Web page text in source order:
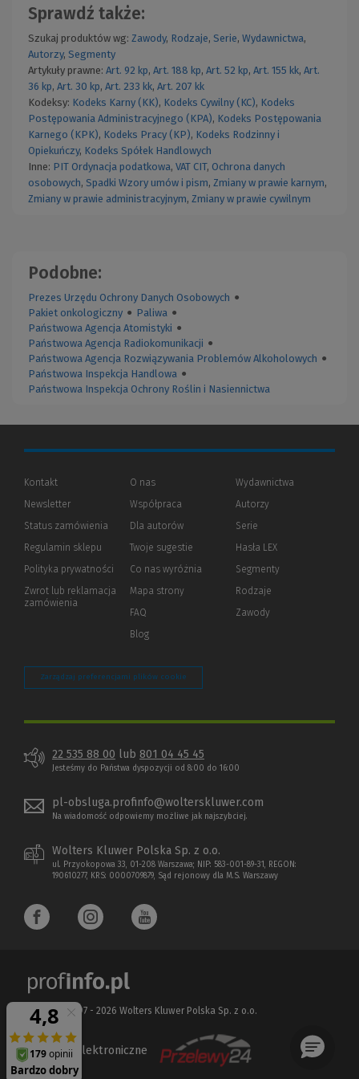
Sprawdź także:
Szukaj produktów wg: Zawody, Rodzaje, Serie, Wydawnictwa,
Autorzy, Segmenty
Artykuły prawne: Art. 92 kp, Art. 188 kp, Art. 52 kp, Art. 155 kk, Art.
36 kp, Art. 30 kp, Art. 233 kk, Art. 207 kk
Kodeksy: Kodeks Karny (KK), Kodeks Cywilny (KC), Kodeks
Postępowania Administracyjnego (KPA), Kodeks Postępowania
Karnego (KPK), Kodeks Pracy (KP), Kodeks Rodzinny i
Opiekuńczy, Kodeks Spółek Handlowych
Inne: PIT Ordynacja podatkowa, VAT CIT, Ochrona danych
osobowych, Spadki Wzory umów i pism, Zmiany w prawie karnym,
Zmiany w prawie administracyjnym, Zmiany w prawie cywilnym
Podobne:
Prezes Urzędu Ochrony Danych Osobowych ●
Pakiet onkologiczny ● Paliwa ●
Państwowa Agencja Atomistyki ●
Państwowa Agencja Radiokomunikacji ●
Państwowa Agencja Rozwiązywania Problemów Alkoholowych ●
Państwowa Inspekcja Handlowa ●
Państwowa Inspekcja Ochrony Roślin i Nasiennictwa
Kontakt
Newsletter
Status zamówienia
Regulamin sklepu
Polityka prywatności (Nowe
(Link
innej
Zwrot lub reklamacja
zamówienia
O nas
Współpraca
Dla autorów(Nowe
(Link
innej
Twoje sugestie
Co nas wyróżnia
Mapa strony
FAQ
Blog
Wydawnictwa
Autorzy
Serie
Hasła LEX
Segmenty
Rodzaje
Zawody
Zarządzaj preferencjami plików cookie
22 535 88 00 lub 801 04 45 45
Jesteśmy do Państwa dyspozycji od 8:00 do 16:00
pl-obsluga.profinfo@wolterskluwer.com
Na wiadomość odpowiemy możliwe jak najszybciej.
Wolters Kluwer Polska Sp. z o.o.
ul. Przyokopowa 33, 01-208 Warszawa; NIP: 583-001-89-31, REGON:
190610277, KRS: 0000709879, Sąd rejonowy dla M.S. Warszawy
Copyright 1997 - 2026 Wolters Kluwer Polska Sp. z o.o.
Płatności elektroniczne
(Nowe
okno)
(Link
do